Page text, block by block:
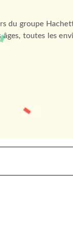
du groupe
toutes les